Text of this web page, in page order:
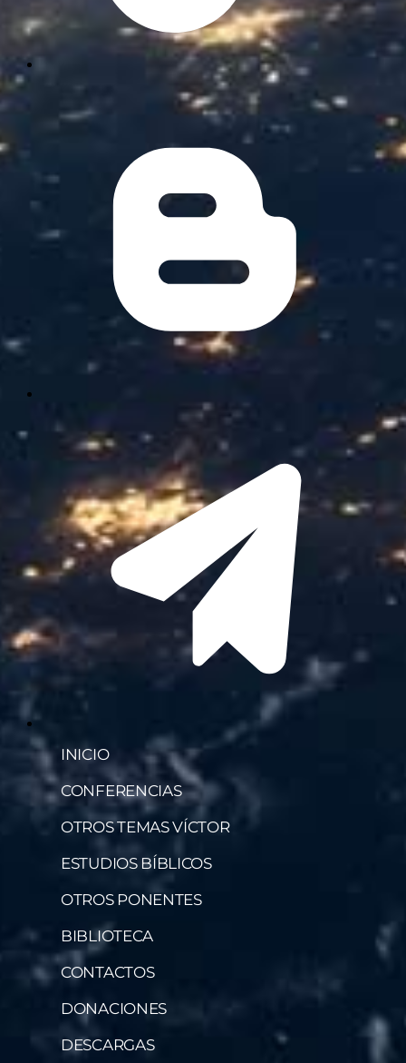
INICIO
CONFERENCIAS
OTROS TEMAS VÍCTOR
ESTUDIOS BÍBLICOS
OTROS PONENTES
BIBLIOTECA
CONTACTOS
DONACIONES
DESCARGAS